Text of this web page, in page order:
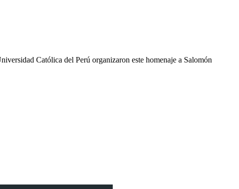
Católica del Perú organizaron este homenaje a Salomón